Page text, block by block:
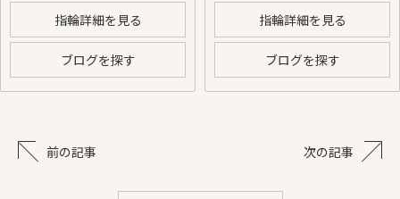
指輪詳細を見る
ブログを探す
指輪詳細を見る
ブログを探す
前の記事 次の記事